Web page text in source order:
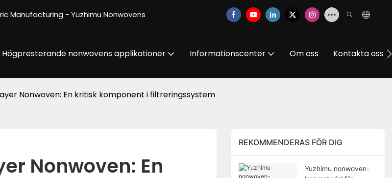
Manufacturing - Yuzhimu Nonwovens
Högpresterande nonwovens applikationer Informationscenter Om oss Kontakta oss
Nonwoven: En kritisk komponent i filtreringssystem
Nonwoven: En
REKOMMENDERAS FÖR DIG
Yuzhimu nonwoven-